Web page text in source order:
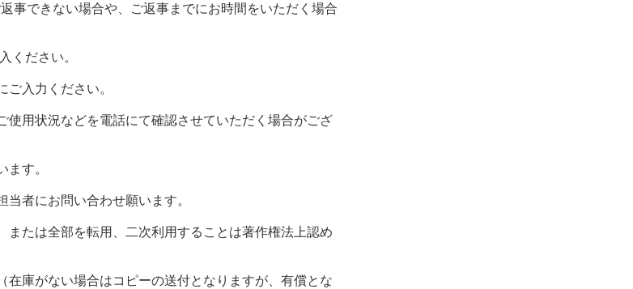
事できない場合や、ご返事までにお時間をいただく場合
ください。
入力ください。
使用状況などを電話にて確認させていただく場合がござ
ます。
者にお問い合わせ願います。
または全部を転用、二次利用することは著作権法上認め
在庫がない場合はコピーの送付となりますが、有償とな